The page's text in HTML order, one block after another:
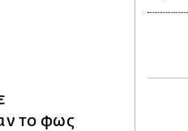
το φως